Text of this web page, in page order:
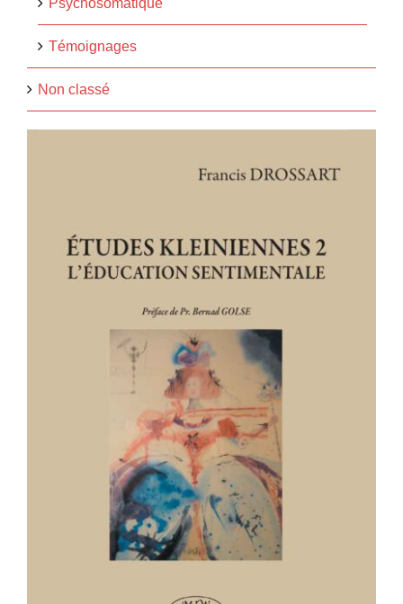
Psychosomatique
Témoignages
Non classé
ÉTUDES KLEINIENNES 2 –
L’éducation sentimentale